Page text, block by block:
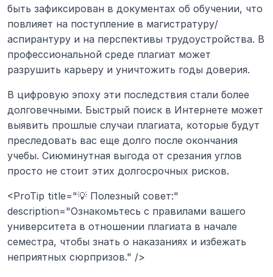
быть зафиксирован в документах об обучении, что
повлияет на поступление в магистратуру/
аспирантуру и на перспективы трудоустройства. В
профессиональной среде плагиат может
разрушить карьеру и уничтожить годы доверия.
В цифровую эпоху эти последствия стали более
долговечными. Быстрый поиск в Интернете может
выявить прошлые случаи плагиата, которые будут
преследовать вас еще долго после окончания
учебы. Сиюминутная выгода от срезания углов
просто не стоит этих долгосрочных рисков.
<ProTip title="💡 Полезный совет:"
description="Ознакомьтесь с правилами вашего
университета в отношении плагиата в начале
семестра, чтобы знать о наказаниях и избежать
неприятных сюрпризов." />